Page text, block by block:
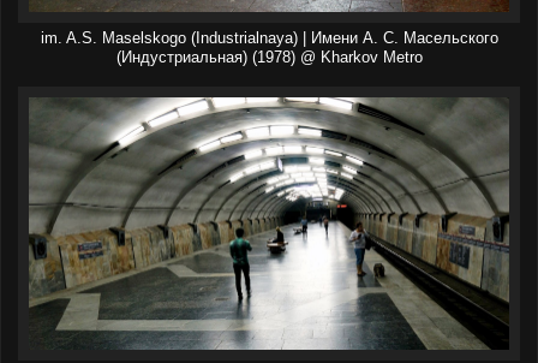
im. A.S. Maselskogo (Industrialnaya) | Имени А. С. Масельского
(Индустриальная) (1978) @ Kharkov Metro